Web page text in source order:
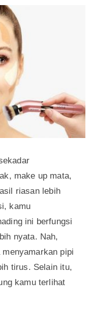
make up mata,
riasan lebih
kamu
ini berfungsi
nyata. Nah,
pipi
tirus. Selain itu,
kamu terlihat